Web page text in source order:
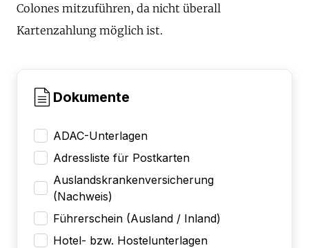
Colones mitzuführen, da nicht überall
Kartenzahlung möglich ist.
Dokumente
ADAC-Unterlagen
Adressliste für Postkarten
Auslandskrankenversicherung
(Nachweis)
Führerschein (Ausland / Inland)
Hotel- bzw. Hostelunterlagen